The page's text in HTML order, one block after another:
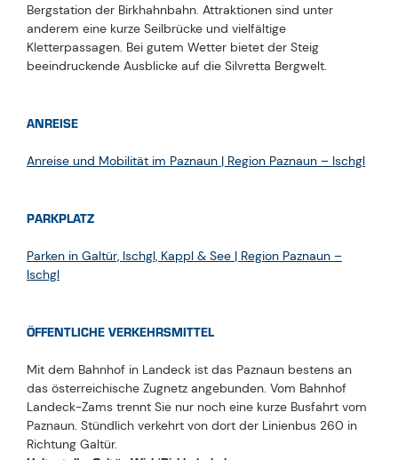
Bergstation der Birkhahnbahn. Attraktionen sind unter
anderem eine kurze Seilbrücke und vielfältige
Kletterpassagen. Bei gutem Wetter bietet der Steig
beeindruckende Ausblicke auf die Silvretta Bergwelt.
ANREISE
Anreise und Mobilität im Paznaun | Region Paznaun – Ischgl
PARKPLATZ
Parken in Galtür, Ischgl, Kappl & See | Region Paznaun –
Ischgl
ÖFFENTLICHE VERKEHRSMITTEL
Mit dem Bahnhof in Landeck ist das Paznaun bestens an
das österreichische Zugnetz angebunden. Vom Bahnhof
Landeck-Zams trennt Sie nur noch eine kurze Busfahrt vom
Paznaun. Stündlich verkehrt von dort der Linienbus 260 in
Richtung Galtür.